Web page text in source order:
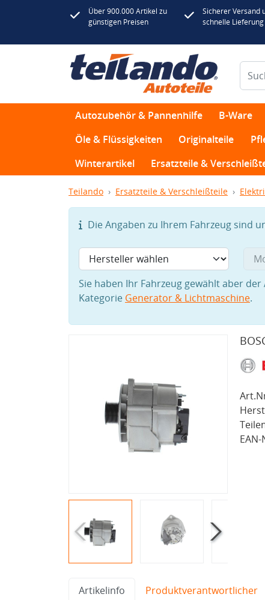
Über 900.000 Artikel zu
günstigen Preisen
Sicherer Versand
schnelle Lieferung
Autozubehör & Pannenhilfe B-Ware
Öle & Flüssigkeiten
Originalteile
Winterartikel
Ersatzteile &
Teilando Ersatzteile & Verschleißteile
Die Angaben zu Ihrem Fahrzeug sind
Sie haben Ihr Fahrzeug gewählt aber
Kategorie Generator & Lichtmaschine.
EAN-
Artikelinfo Produktverantwortlicher